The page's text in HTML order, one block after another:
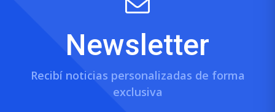
Newsletter
Recibí noticias personalizadas de forma
exclusiva